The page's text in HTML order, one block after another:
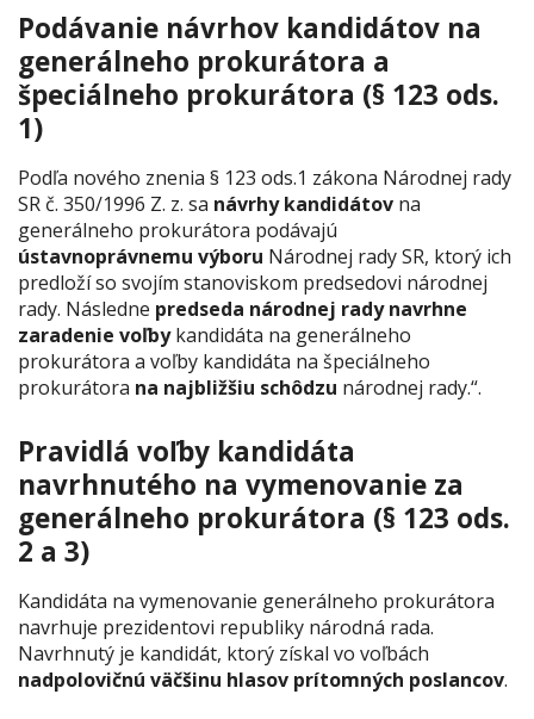
Podávanie návrhov kandidátov na
generálneho prokurátora a
špeciálneho prokurátora (§ 123 ods.
1)
Podľa nového znenia § 123 ods.1 zákona Národnej rady
SR č. 350/1996 Z. z. sa návrhy kandidátov na
generálneho prokurátora podávajú
ústavnoprávnemu výboru Národnej rady SR, ktorý ich
predloží so svojím stanoviskom predsedovi národnej
rady. Následne predseda národnej rady navrhne
zaradenie voľbykandidáta na generálneho
prokurátora a voľby kandidáta na špeciálneho
prokurátora na najbližšiu schôdzu národnej rady.“.
Pravidlá voľby kandidáta
navrhnutého na vymenovanie za
generálneho prokurátora (§ 123 ods.
2 a 3)
Kandidáta na vymenovanie generálneho prokurátora
navrhuje prezidentovi republiky národná rada.
Navrhnutý je kandidát, ktorý získal vo voľbách
nadpolovičnú väčšinu hlasov prítomných poslancov.